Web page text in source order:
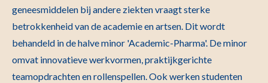
geneesmiddelen bij andere ziekten vraagt sterke
betrokkenheid van de academie en artsen. Dit wordt
behandeld in de halve minor 'Academic-Pharma'. De minor
omvat innovatieve werkvormen, praktijkgerichte
teamopdrachten en rollenspellen. Ook werken studenten